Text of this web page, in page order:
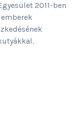
2011-ben